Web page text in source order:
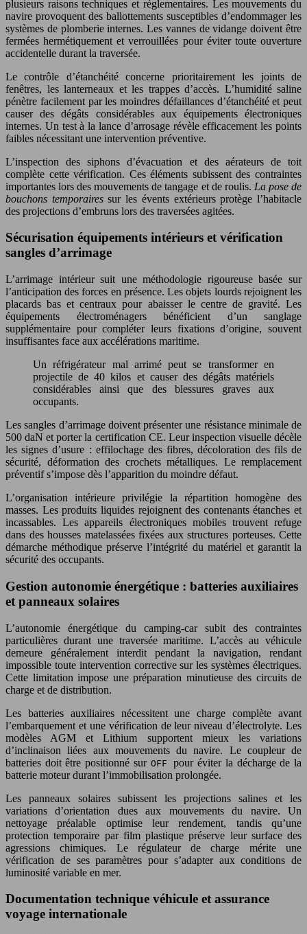
plusieurs raisons techniques et réglementaires. Les mouvements du
navire provoquent des ballottements susceptibles d’endommager les
systèmes de plomberie internes. Les vannes de vidange doivent être
fermées hermétiquement et verrouillées pour éviter toute ouverture
accidentelle durant la traversée.
Le contrôle d’étanchéité concerne prioritairement les joints de
fenêtres, les lanterneaux et les trappes d’accès. L’humidité saline
pénètre facilement par les moindres défaillances d’étanchéité et peut
causer des dégâts considérables aux équipements électroniques
internes. Un test à la lance d’arrosage révèle efficacement les points
faibles nécessitant une intervention préventive.
L’inspection des siphons d’évacuation et des aérateurs de toit
complète cette vérification. Ces éléments subissent des contraintes
importantes lors des mouvements de tangage et de roulis. La pose de
bouchons temporairessur les évents extérieurs protège l’habitacle
des projections d’embruns lors des traversées agitées.
Sécurisation équipements intérieurs et vérification
sangles d’arrimage
L’arrimage intérieur suit une méthodologie rigoureuse basée sur
l’anticipation des forces en présence. Les objets lourds rejoignent les
placards bas et centraux pour abaisser le centre de gravité. Les
équipements électroménagers bénéficient d’un sanglage
supplémentaire pour compléter leurs fixations d’origine, souvent
insuffisantes face aux accélérations maritime.
Un réfrigérateur mal arrimé peut se transformer en
projectile de 40 kilos et causer des dégâts matériels
considérables ainsi que des blessures graves aux
occupants.
Les sangles d’arrimage doivent présenter une résistance minimale de
500 daN et porter la certification CE. Leur inspection visuelle décèle
les signes d’usure : effilochage des fibres, décoloration des fils de
sécurité, déformation des crochets métalliques. Le remplacement
préventif s’impose dès l’apparition du moindre défaut.
L’organisation intérieure privilégie la répartition homogène des
masses. Les produits liquides rejoignent des contenants étanches et
incassables. Les appareils électroniques mobiles trouvent refuge
dans des housses matelassées fixées aux structures porteuses. Cette
démarche méthodique préserve l’intégrité du matériel et garantit la
sécurité des occupants.
Gestion autonomie énergétique : batteries auxiliaires
et panneaux solaires
L’autonomie énergétique du camping-car subit des contraintes
particulières durant une traversée maritime. L’accès au véhicule
demeure généralement interdit pendant la navigation, rendant
impossible toute intervention corrective sur les systèmes électriques.
Cette limitation impose une préparation minutieuse des circuits de
charge et de distribution.
Les batteries auxiliaires nécessitent une charge complète avant
l’embarquement et une vérification de leur niveau d’électrolyte. Les
modèles AGM et Lithium supportent mieux les variations
d’inclinaison liées aux mouvements du navire. Le coupleur de
batteries doit être positionné sur OFFpour éviter la décharge de la
batterie moteur durant l’immobilisation prolongée.
Les panneaux solaires subissent les projections salines et les
variations d’orientation dues aux mouvements du navire. Un
nettoyage préalable optimise leur rendement, tandis qu’une
protection temporaire par film plastique préserve leur surface des
agressions chimiques. Le régulateur de charge mérite une
vérification de ses paramètres pour s’adapter aux conditions de
luminosité variable en mer.
Documentation technique véhicule et assurance
voyage internationale